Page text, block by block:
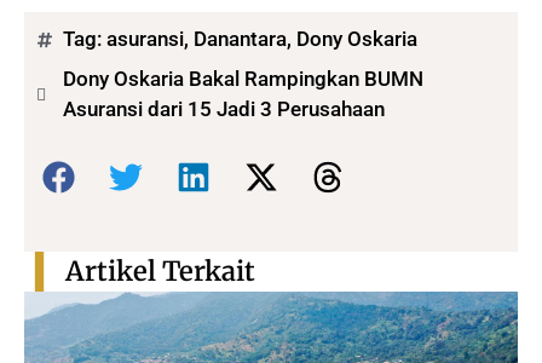
Tag: asuransi, Danantara, Dony Oskaria
Dony Oskaria Bakal Rampingkan BUMN
Asuransi dari 15 Jadi 3 Perusahaan
Bagikan:
Artikel Terkait